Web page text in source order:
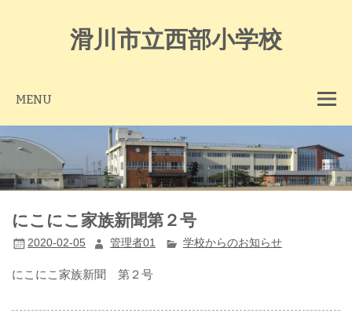
滑川市立西部小学校
MENU
にこにこ家族新聞第２号
2020-02-05 管理者01 学校からのお知らせ
にこにこ家族新聞 第２号